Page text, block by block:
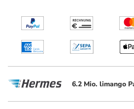
6.2 Mio. limango